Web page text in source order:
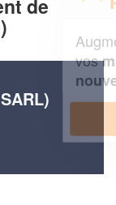
de
d'affaireset
de